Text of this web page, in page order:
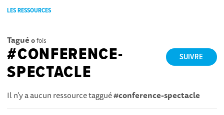
LES RESSOURCES
Tagué 0fois
SUIVRE
#CONFERENCE-
SPECTACLE
Il n'y a aucun ressource taggué#conference-spectacle